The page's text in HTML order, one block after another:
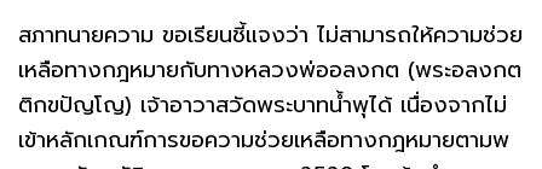
สภาทนายความ ขอเรียนชี้แจงว่า ไม่สามารถให้ความช่วย
เหลือทางกฎหมายกับทางหลวงพ่ออลงกต (พระอลงกต
ติกขปัญโญ) เจ้าอาวาสวัดพระบาทน้ำพุได้ เนื่องจากไม่
เข้าหลักเกณฑ์การขอความช่วยเหลือทางกฎหมายตามพ